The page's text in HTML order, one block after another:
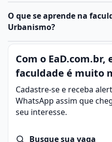
O curso de Arquitetura e
de bacharelado com
projetar e planejar espaços
equilibrandoestética,
sustentabilidade.
que vão desdeartese
estrutural. Os estudantes
representar e modelar
arquitetura.
O que se aprende na
Urbanismo?
A área de Arquitetura e
envolve o estudo,
espaços que atendam às
moradia, trabalho, lazer e
O profissional dessa área
projetos arquitetônicos,
diretores e políticas urbanas.
Com o EaD.com.br,
faculdade é muito
Cadastre-se e receba
WhatsApp assim que
seu interesse.
Busque sua vaga